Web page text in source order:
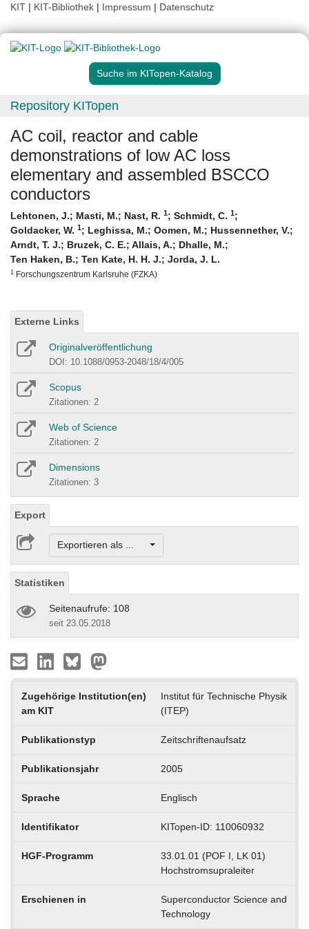
KIT | KIT-Bibliothek | Impressum | Datenschutz
Suche im KITopen-Katalog
Repository KITopen
AC coil, reactor and cable
demonstrations of low AC loss
elementary and assembled BSCCO
conductors
Lehtonen, J.; Masti, M.; Nast, R. 1; Schmidt, C. 1;
Goldacker, W. 1; Leghissa, M.; Oomen, M.; Hussennether, V.;
Arndt, T. J.; Bruzek, C. E.; Allais, A.; Dhalle, M.;
Ten Haken, B.; Ten Kate, H. H. J.; Jorda, J. L.
1 Forschungszentrum Karlsruhe (FZKA)
Externe Links
Originalveröffentlichung
DOI: 10.1088/0953-2048/18/4/005
Scopus
Zitationen: 2
Web of Science
Zitationen: 2
Dimensions
Zitationen: 3
Export
Exportieren als ...
Statistiken
Seitenaufrufe: 108
seit 23.05.2018
Zugehörige Institution(en)
am KIT
Institut für Technische Physik
(ITEP)
Publikationstyp Zeitschriftenaufsatz
Publikationsjahr 2005
Sprache Englisch
Identifikator KITopen-ID: 110060932
HGF-Programm
33.01.01 (POF I, LK 01)
Hochstromsupraleiter
Erschienen in
Superconductor Science and
Technology